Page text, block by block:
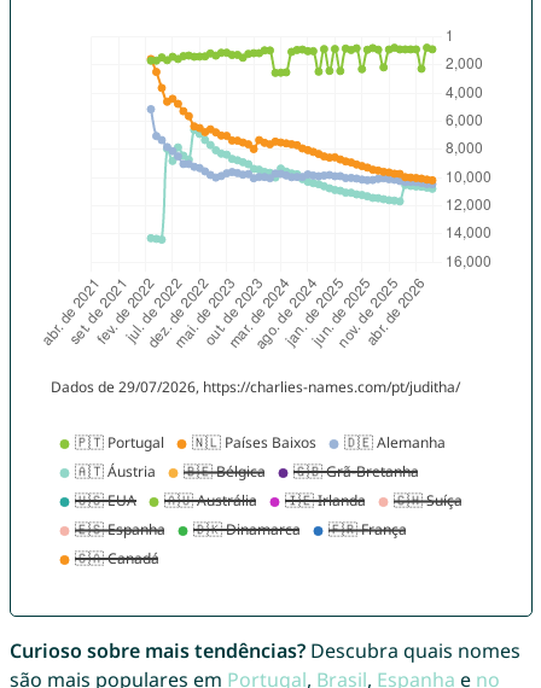
Curioso sobre mais tendências?Descubra quais nomes
são mais populares em Portugal, Brasil, Espanha e no